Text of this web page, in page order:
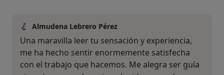
Almudena Lebrero Pérez
Una maravilla leer tu sensación y experiencia,
me ha hecho sentir enormemente satisfecha
con el trabajo que hacemos. Me alegra ser guía